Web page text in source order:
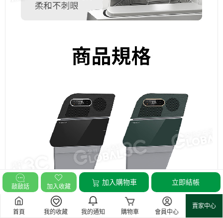
首頁 我的收藏 我的通知 購物車 會員中心
賣家中心
敲敲話 加入收藏
加入購物車 立即結帳